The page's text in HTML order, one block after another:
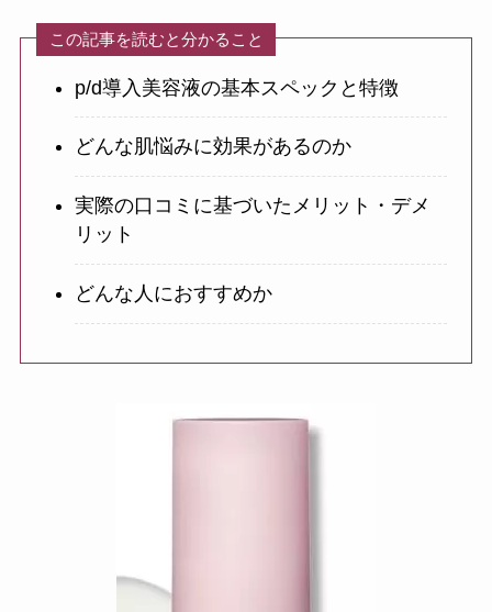
この記事を読むと分かること
p/d導入美容液の基本スペックと特徴
どんな肌悩みに効果があるのか
実際の口コミに基づいたメリット・デメ
リット
どんな人におすすめか